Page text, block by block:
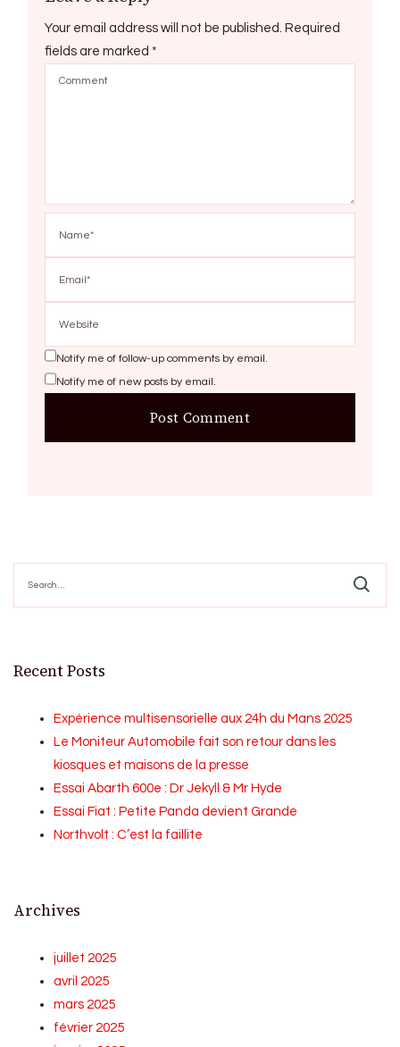
Your email address will not be published.
Required
fields are marked *
Notify me of follow-up comments by email.
Notify me of new posts by email.
for:
Recent Posts
Expérience multisensorielle aux 24h du Mans 2025
Le Moniteur Automobile fait son retour dans les
kiosques et maisons de la presse
Essai Abarth 600e : Dr Jekyll & Mr Hyde
Essai Fiat : Petite Panda devient Grande
Northvolt : C’est la faillite
Archives
juillet 2025
avril 2025
mars 2025
février 2025